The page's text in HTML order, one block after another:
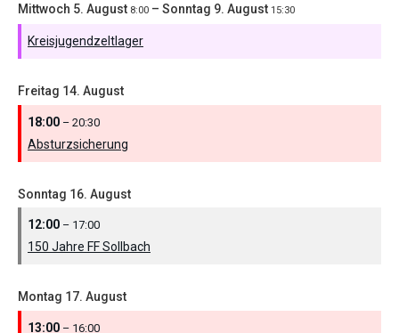
Mittwoch 5. August 8:00 – Sonntag 9. August 15:30
Kreisjugendzeltlager
Freitag 14. August
18:00 – 20:30
Absturzsicherung
Sonntag 16. August
12:00 – 17:00
150 Jahre FF Sollbach
Montag 17. August
13:00 – 16:00